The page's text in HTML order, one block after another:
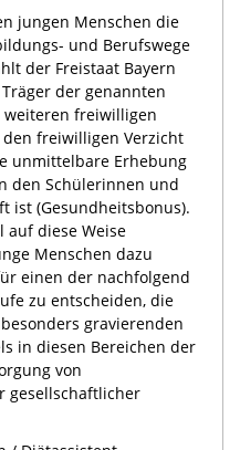
jungen Menschen die
und Berufswege
der Freistaat Bayern
der genannten
freiwilligen
den freiwilligen Verzicht
unmittelbare Erhebung
den Schülerinnen und
ist (Gesundheitsbonus).
auf diese Weise
Menschen dazu
einen der nachfolgend
zu entscheiden, die
gravierenden
in diesen Bereichen der
von
gesellschaftlicher